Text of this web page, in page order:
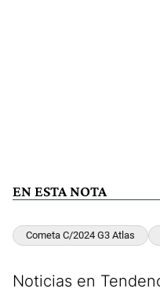
EN ESTA NOTA
Cometa C/2024 G3 Atlas
Noticias en